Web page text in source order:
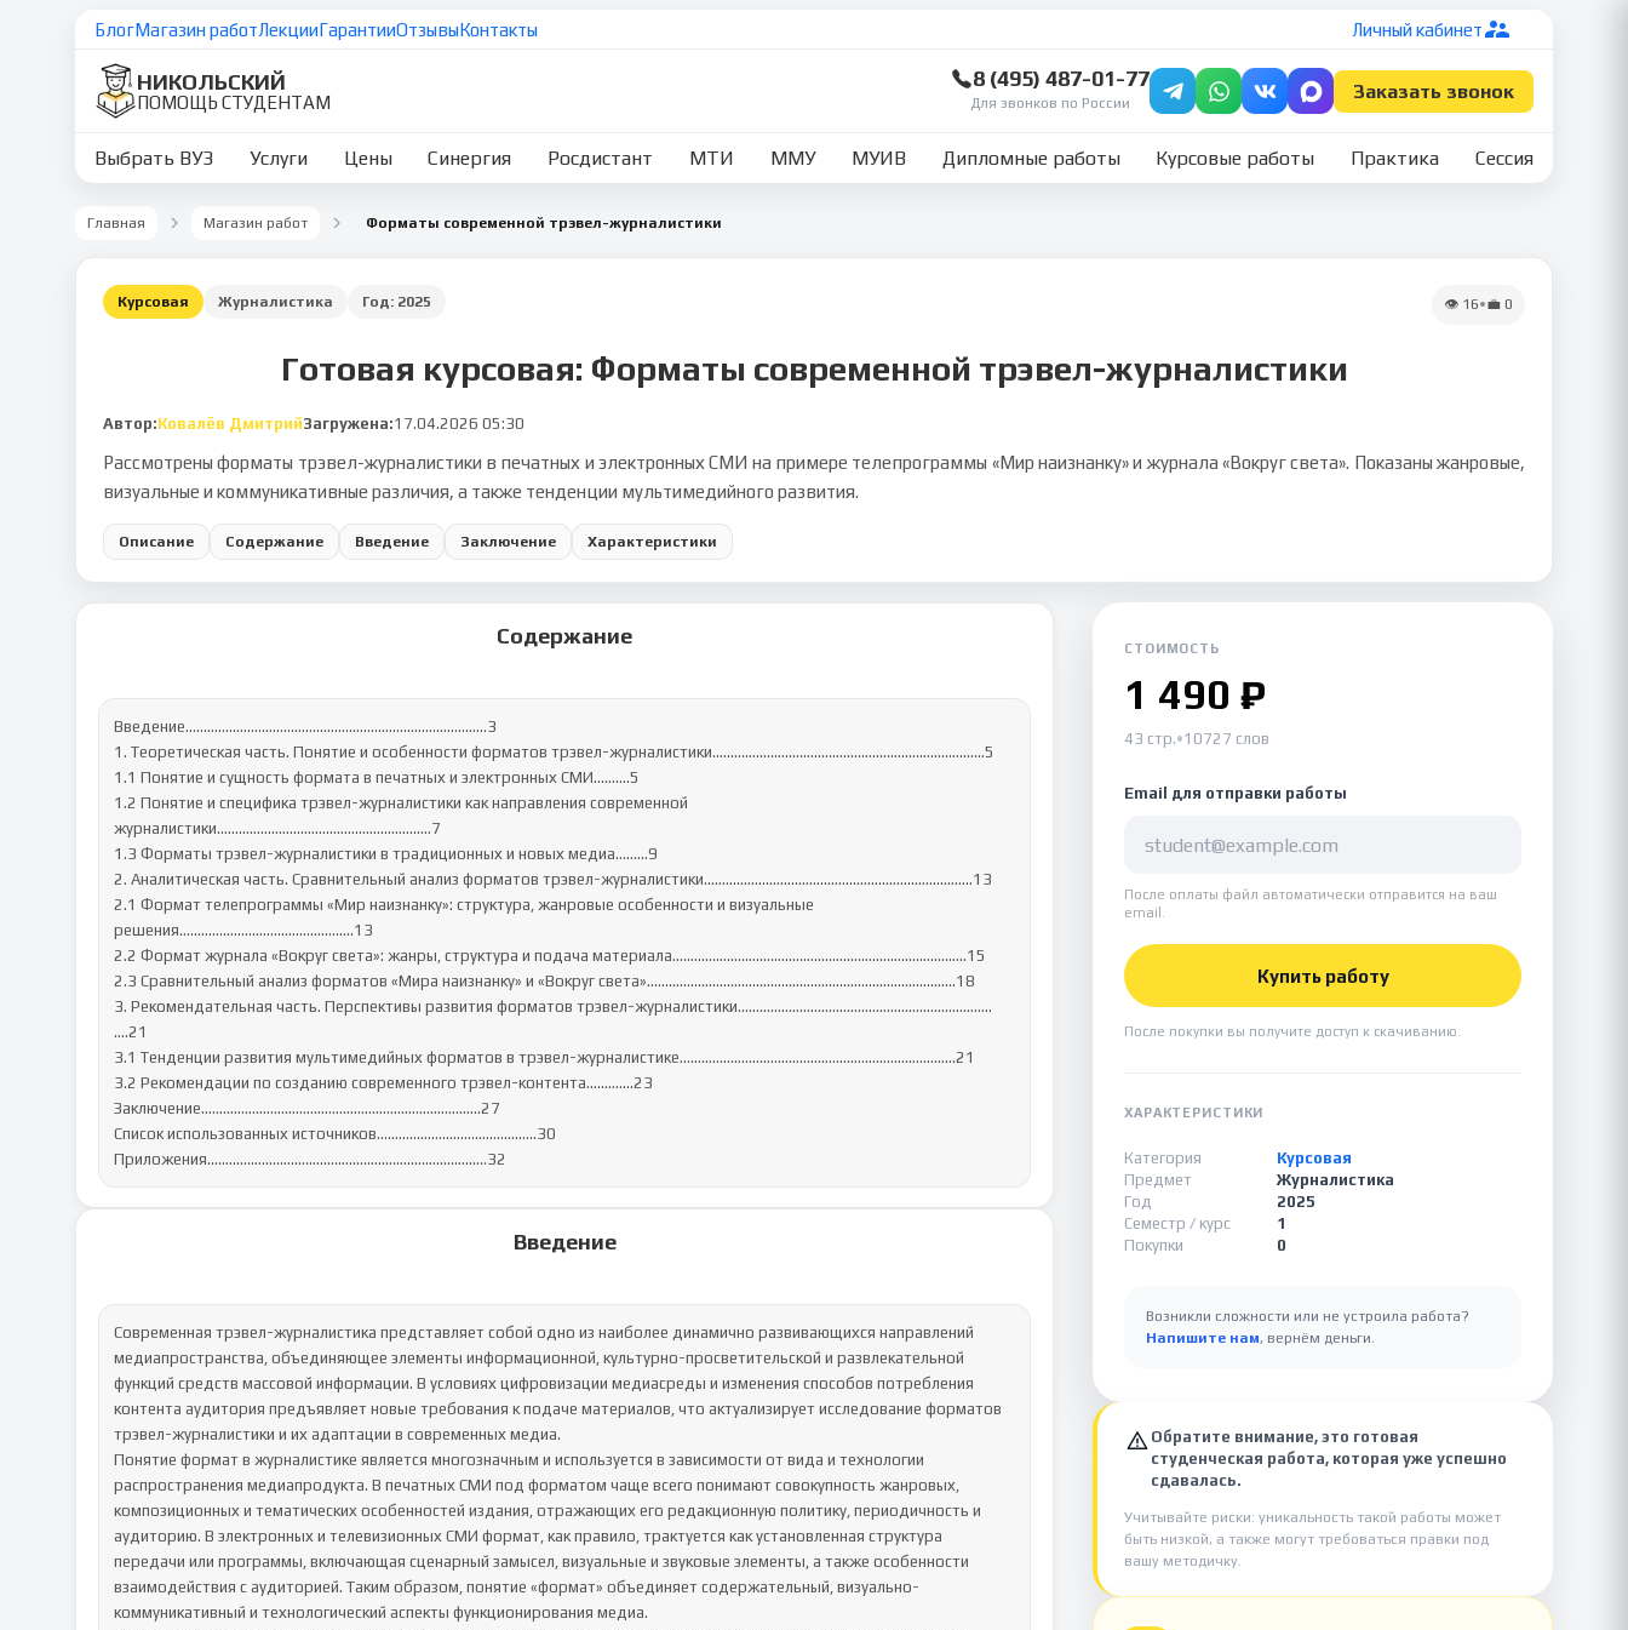
БлогМагазин работЛекцииГарантииОтзывыКонтакты Личный кабинет
НИКОЛЬСКИЙ
ПОМОЩЬ СТУДЕНТАМ
8 (495) 487-01-77
Для звонков по России
Заказать звонок
Выбрать ВУЗ Услуги Цены Синергия Росдистант МТИ ММУ МУИВ Дипломные работы Курсовые работы Практика Сессия
Главная Магазин работ Форматы современной трэвел-журналистики
Курсовая Журналистика Год: 2025 👁 16•💼 0
Готовая курсовая: Форматы современной трэвел-журналистики
Автор:Ковалёв ДмитрийЗагружена:17.04.2026 05:30
Рассмотрены форматы трэвел-журналистики в печатных и электронных СМИ на примере телепрограммы «Мир наизнанку» и журнала «Вокруг света». Показаны жанровые,
визуальные и коммуникативные различия, а также тенденции мультимедийного развития.
Описание Содержание Введение Заключение Характеристики
Содержание
Введение………………………………………………………………………..3
1. Теоретическая часть. Понятие и особенности форматов трэвел-журналистики…………………………………………………………………5
1.1 Понятие и сущность формата в печатных и электронных СМИ……….5
1.2 Понятие и специфика трэвел-журналистики как направления современной
журналистики…………………………………………………..7
1.3 Форматы трэвел-журналистики в традиционных и новых медиа……...9
2. Аналитическая часть. Сравнительный анализ форматов трэвел-журналистики………………………………………………………….…….13
2.1 Формат телепрограммы «Мир наизнанку»: структура, жанровые особенности и визуальные
решения………………………………….……..13
2.2 Формат журнала «Вокруг света»: жанры, структура и подача материала………………………………………………………………….…..15
2.3 Сравнительный анализ форматов «Мира наизнанку» и «Вокруг света»………………………………………………………………………….18
3. Рекомендательная часть. Перспективы развития форматов трэвел-журналистики…………………………………………………………….
….21
3.1 Тенденции развития мультимедийных форматов в трэвел-журналистике………………………………………………………………....21
3.2 Рекомендации по созданию современного трэвел-контента…….……23
Заключение……………………………………………………………….….27
Список использованных источников………………………………...…..30
Приложения……………………………………………………………...…..32
Введение
Современная трэвел-журналистика представляет собой одно из наиболее динамично развивающихся направлений
медиапространства, объединяющее элементы информационной, культурно-просветительской и развлекательной
функций средств массовой информации. В условиях цифровизации медиасреды и изменения способов потребления
контента аудитория предъявляет новые требования к подаче материалов, что актуализирует исследование форматов
трэвел-журналистики и их адаптации в современных медиа.
Понятие формат в журналистике является многозначным и используется в зависимости от вида и технологии
распространения медиапродукта. В печатных СМИ под форматом чаще всего понимают совокупность жанровых,
композиционных и тематических особенностей издания, отражающих его редакционную политику, периодичность и
аудиторию. В электронных и телевизионных СМИ формат, как правило, трактуется как установленная структура
передачи или программы, включающая сценарный замысел, визуальные и звуковые элементы, а также особенности
взаимодействия с аудиторией. Таким образом, понятие «формат» объединяет содержательный, визуально-
коммуникативный и технологический аспекты функционирования медиа.
СТОИМОСТЬ
1 490 ₽
43 стр.•10727 слов
Email для отправки работы
После оплаты файл автоматически отправится на ваш
email.
Купить работу
После покупки вы получите доступ к скачиванию.
ХАРАКТЕРИСТИКИ
Категория
Курсовая
Предмет
Журналистика
Год
2025
Семестр / курс
1
Покупки
0
Возникли сложности или не устроила работа?
Напишите нам, вернём деньги.
Обратите внимание, это готовая
студенческая работа, которая уже успешно
сдавалась.
Учитывайте риски: уникальность такой работы может
быть низкой, а также могут требоваться правки под
вашу методичку.